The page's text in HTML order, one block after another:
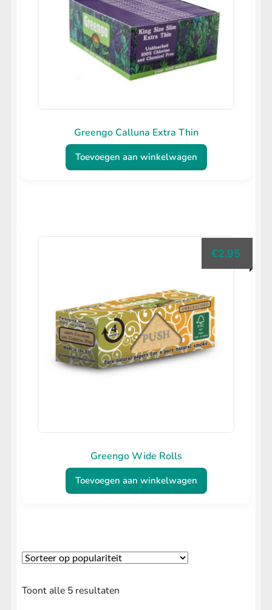
Greengo Calluna Extra Thin
Toevoegen aan winkelwagen
Greengo Wide Rolls
€2.95
Toevoegen aan winkelwagen
Toont alle 5 resultaten